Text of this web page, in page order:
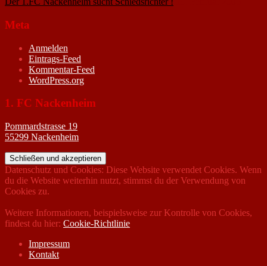
Meta
Anmelden
Eintrags-Feed
Kommentar-Feed
WordPress.org
1. FC Nackenheim
Pommardstrasse 19
55299 Nackenheim
Datenschutz und Cookies: Diese Website verwendet Cookies. Wenn
du die Website weiterhin nutzt, stimmst du der Verwendung von
Cookies zu.
Weitere Informationen, beispielsweise zur Kontrolle von Cookies,
findest du hier: Cookie-Richtlinie
Impressum
Kontakt